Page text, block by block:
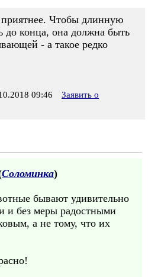
Чтобы длинную
до конца, она должна быть
- а такое редко
09:46
Заявить о
Соломинка)
бывают удивительно
и без меры радостными
а не тому, что их